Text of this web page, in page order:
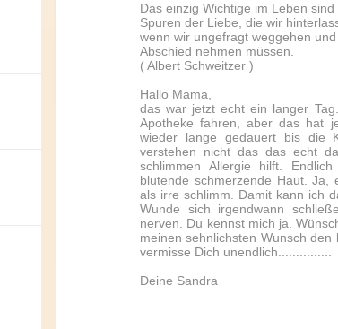
Das einzig Wichtige im Leben sind
Spuren der Liebe, die wir
wenn wir ungefragt weggehen und
Abschied nehmen müssen.
( Albert Schweitzer )
Hallo Mama,
das war jetzt echt ein langer
Apotheke fahren, aber das hat
wieder lange gedauert bis die
verstehen nicht das das echt
schlimmen Allergie hilft.
blutende schmerzende Haut.
als irre schlimm. Damit kann ich
Wunde sich irgendwann
nerven. Du kennst mich ja.
meinen sehnlichsten Wunsch
vermisse Dich unendlich...............
Deine Sandra